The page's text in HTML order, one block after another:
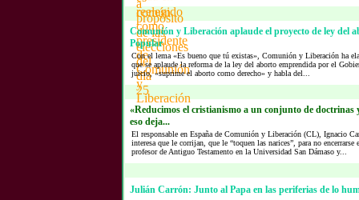
Comunión y Liberación aplaude el proyecto de ley del
Popular
Con el lema «Es bueno que tú existas», Comunión y Liberación ha
que se aplaude la reforma de la ley del aborto emprendida por el
juicio, «suprime el aborto como derecho» y habla del...
«Reducimos el cristianismo a un conjunto de doctrinas
eso deja...
El responsable en España de Comunión y Liberación (CL), Ignacio
interesa que le corrijan, que le “toquen las narices”, para no encerrarse
profesor de Antiguo Testamento en la Universidad San Dámaso y...
Julián Carrón: Junto al Papa en las periferias de lo